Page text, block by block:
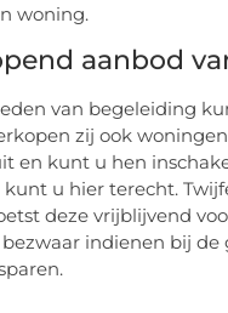
woning.
aanbod
van begeleiding
zij ook
en kunt u hen
u hier terecht.
deze vrijblijvend
indienen bij de